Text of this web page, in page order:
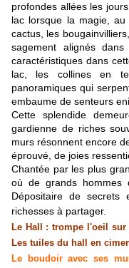
profondes allées les
lac lorsque la magie,
cactus, les
sagement alignés
caractéristiques dans
lac, les collines en
panoramiques qui
embaume de senteurs
Cette splendide
gardienne de riches
murs résonnent encore
éprouvé, de joies
Chantée par les plus
où de grands hommes
Dépositaire de
richesses à partager.
Le Hall : trompe l'oeil
Les tuiles du hall en
Le boudoir avec ses